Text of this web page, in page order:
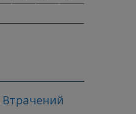
Втрачений